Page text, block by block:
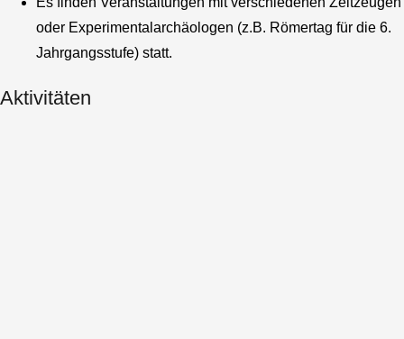
oder Experimentalarchäologen (z.B. Römertag für die 6.
Jahrgangsstufe) statt.
Aktivitäten